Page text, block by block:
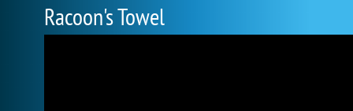
Racoon's Towel